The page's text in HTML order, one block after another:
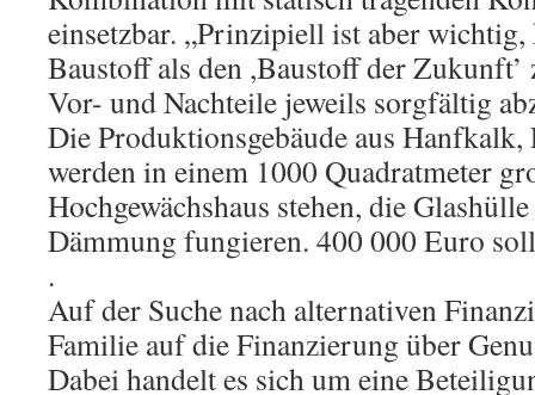
einsetzbar. „Prinzipiell ist aber wichtig,
Baustoff als den ,Baustoff der Zukunft’
Vor- und Nachteile jeweils sorgfältig
Die Produktionsgebäude aus
werden in einem 1000 Quadratmeter
Hochgewächshaus stehen, die
Dämmung fungieren. 400 000 Euro
.
Auf der Suche nach alternativen
Familie auf die Finanzierung über
Dabei handelt es sich um eine